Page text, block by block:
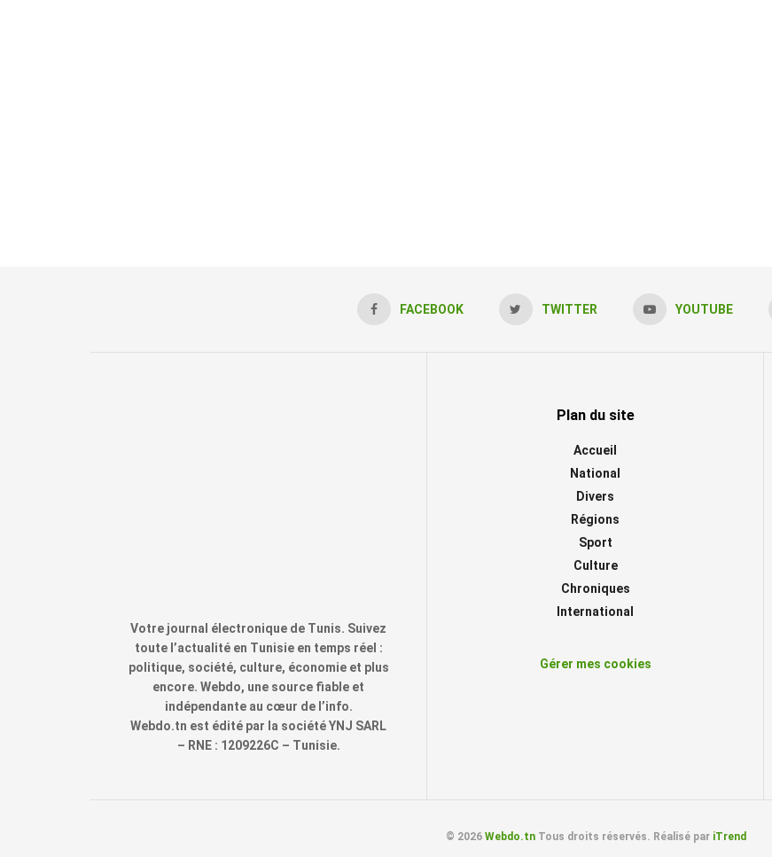
FACEBOOK TWITTER YOUTUBE
Votre journal électronique de Tunis. Suivez
toute l’actualité en Tunisie en temps réel :
politique, société, culture, économie et plus
encore. Webdo, une source fiable et
indépendante au cœur de l’info.
Webdo.tn est édité par la société YNJ SARL
– RNE : 1209226C – Tunisie.
Plan du site
Accueil
National
Divers
Régions
Sport
Culture
Chroniques
International
Gérer mes cookies
© 2026 Webdo.tnTous droits réservés. Réalisé par iTrend